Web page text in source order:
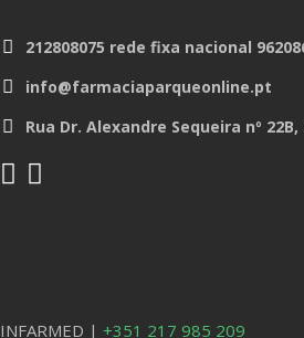
212808075 rede fixa nacional
info@farmaciaparqueonline.pt
Rua Dr. Alexandre Sequeira nº
INFARMED | +351 217 985 209